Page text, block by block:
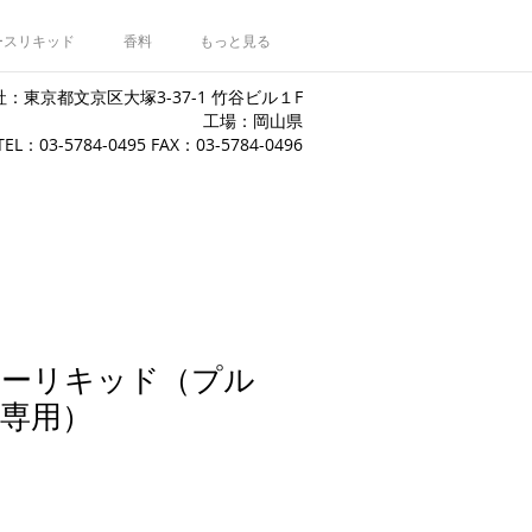
リキッド 香料 もっと見る
：東京都文京区大塚3-37-1 竹谷ビル１F
工場：岡山県
：03-5784-0495 FAX：03-5784-0496
リキッド（プル
用）